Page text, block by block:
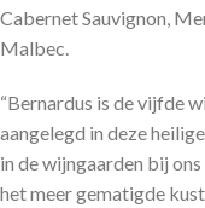
Cabernet Sauvignon,
Malbec.
“Bernardus is de vijfde
aangelegd in deze
in de wijngaarden bij
het meer gematigde